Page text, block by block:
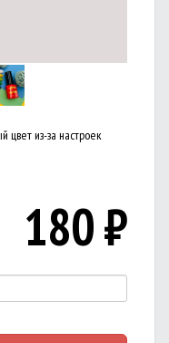
цвет из-за настроек
180₽